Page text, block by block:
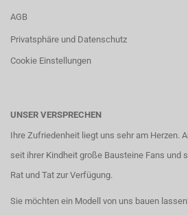
AGB
Privatsphäre und Datenschutz
Cookie Einstellungen
UNSER VERSPRECHEN
Ihre Zufriedenheit liegt uns sehr am Herzen.
seit ihrer Kindheit große Bausteine Fans und
Rat und Tat zur Verfügung.
Sie möchten ein Modell von uns bauen